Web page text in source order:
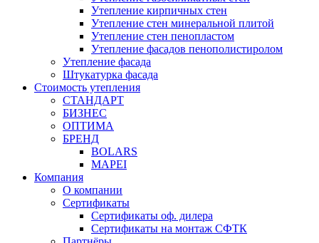
Утепление кирпичных стен
Утепление стен минеральной плитой
Утепление стен пенопластом
Утепление фасадов пенополистиролом
Утепление фасада
Штукатурка фасада
Стоимость утепления
СТАНДАРТ
БИЗНЕС
ОПТИМА
БРЕНД
BOLARS
MAPEI
Компания
О компании
Сертификаты
Сертификаты оф. дилера
Сертификаты на монтаж СФТК